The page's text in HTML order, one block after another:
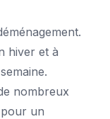
hiver et à
nombreux
un